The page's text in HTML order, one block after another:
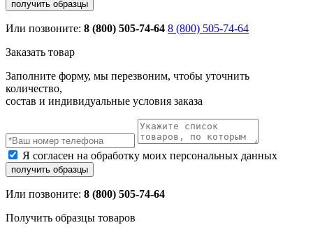
Или позвоните: 8 (800) 505-74-64 8 (800) 505-74-64
Заказать товар
Заполните форму, мы перезвоним, чтобы уточнить
количество,
состав и индивидуальные условия заказа
Я согласен на обработку моих персональных данных
Или позвоните: 8 (800) 505-74-64
Получить образцы товаров